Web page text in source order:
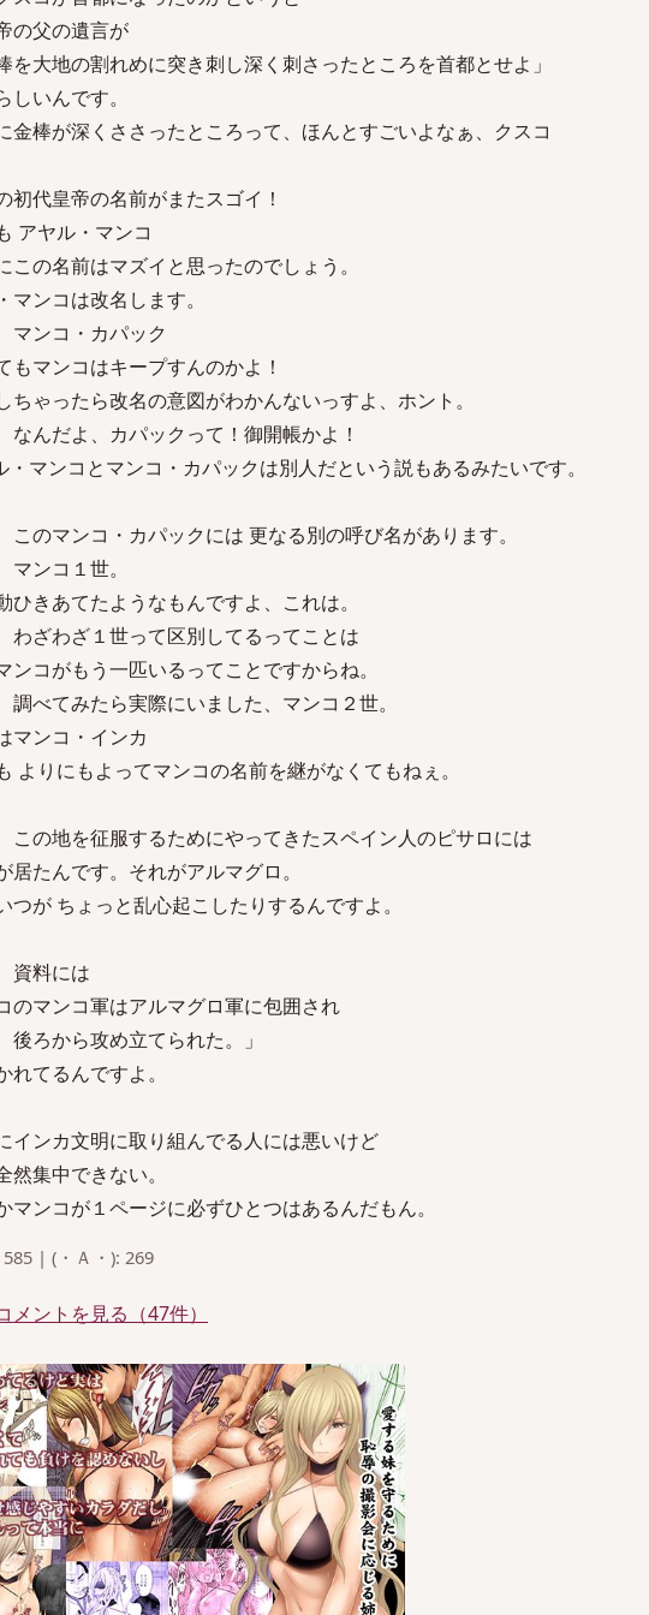
の父の遺言が
を大地の割れめに突き刺し深く刺さったところを首都とせよ」
しいんです。
金棒が深くささったところって、ほんとすごいよなぁ、クスコ
初代皇帝の名前がまたスゴイ！
アヤル・マンコ
この名前はマズイと思ったのでしょう。
マンコは改名します。
マンコ・カパック
もマンコはキープすんのかよ！
ちゃったら改名の意図がわかんないっすよ、ホント。
なんだよ、カパックって！御開帳かよ！
マンコとマンコ・カパックは別人だという説もあるみたいです。
このマンコ・カパックには 更なる別の呼び名があります。
マンコ１世。
ひきあてたようなもんですよ、これは。
わざわざ１世って区別してるってことは
ンコがもう一匹いるってことですからね。
調べてみたら実際にいました、マンコ２世。
マンコ・インカ
よりにもよってマンコの名前を継がなくてもねぇ。
この地を征服するためにやってきたスペイン人のピサロには
居たんです。それがアルマグロ。
つが ちょっと乱心起こしたりするんですよ。
資料には
のマンコ軍はアルマグロ軍に包囲され
後ろから攻め立てられた。」
れてるんですよ。
インカ文明に取り組んでる人には悪いけど
然集中できない。
マンコが１ページに必ずひとつはあるんだもん。
| (・Ａ・): 269
メントを見る（47件）